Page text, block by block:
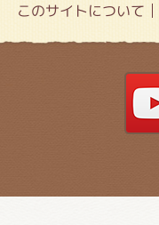
このサイトについて